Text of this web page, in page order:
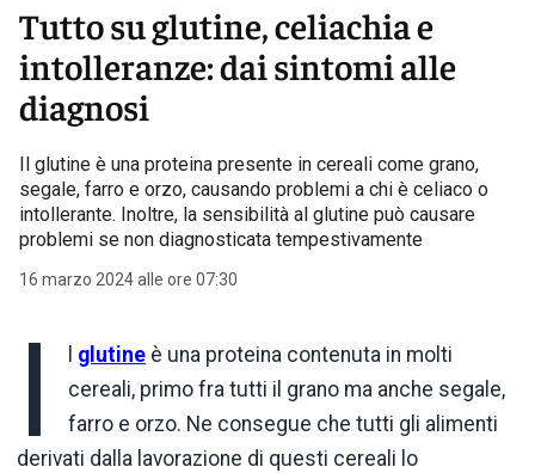
Tutto su glutine, celiachia e
intolleranze: dai sintomi alle
diagnosi
Il glutine è una proteina presente in cereali come grano,
segale, farro e orzo, causando problemi a chi è celiaco o
intollerante. Inoltre, la sensibilità al glutine può causare
problemi se non diagnosticata tempestivamente
16 marzo 2024 alle ore 07:30
I glutine è una proteina contenuta in molti
cereali, primo fra tutti il grano ma anche segale,
farro e orzo. Ne consegue che tutti gli alimenti
derivati dalla lavorazione di questi cereali lo